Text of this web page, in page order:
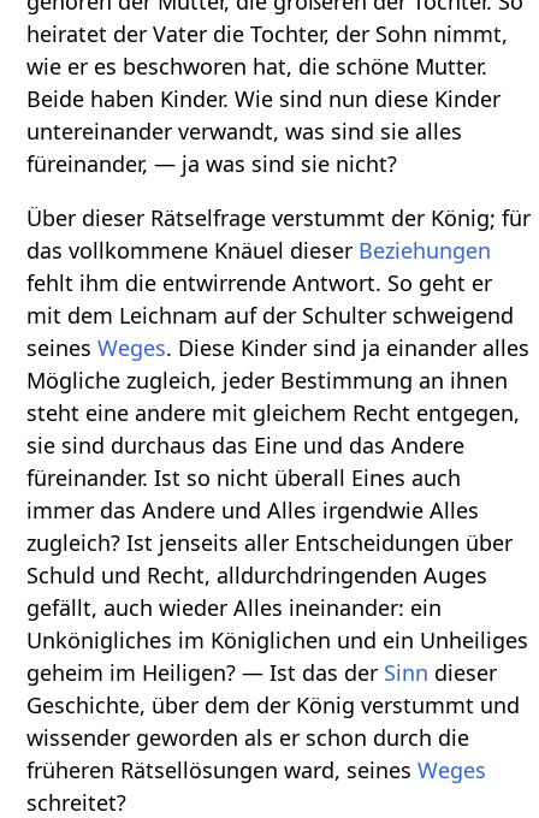
heiratet der Vater die Tochter, der Sohn nimmt,
wie er es beschworen hat, die schöne Mutter.
Beide haben Kinder. Wie sind nun diese Kinder
untereinander verwandt, was sind sie alles
füreinander, — ja was sind sie nicht?
Über dieser Rätselfrage verstummt der König; für
das vollkommene Knäuel dieser Beziehungen
fehlt ihm die entwirrende Antwort. So geht er
mit dem Leichnam auf der Schulter schweigend
seinesWeges. Diese Kinder sind ja einander alles
Mögliche zugleich, jeder Bestimmung an ihnen
steht eine andere mit gleichem Recht entgegen,
sie sind durchaus das Eine und das Andere
füreinander. Ist so nicht überall Eines auch
immer das Andere und Alles irgendwie Alles
zugleich? Ist jenseits aller Entscheidungen über
Schuld und Recht, alldurchdringenden Auges
gefällt, auch wieder Alles ineinander: ein
Unkönigliches im Königlichen und ein Unheiliges
geheim im Heiligen? — Ist das der Sinn dieser
Geschichte, über dem der König verstummt und
wissender geworden als er schon durch die
früheren Rätsellösungen ward, seinesWeges
schreitet?